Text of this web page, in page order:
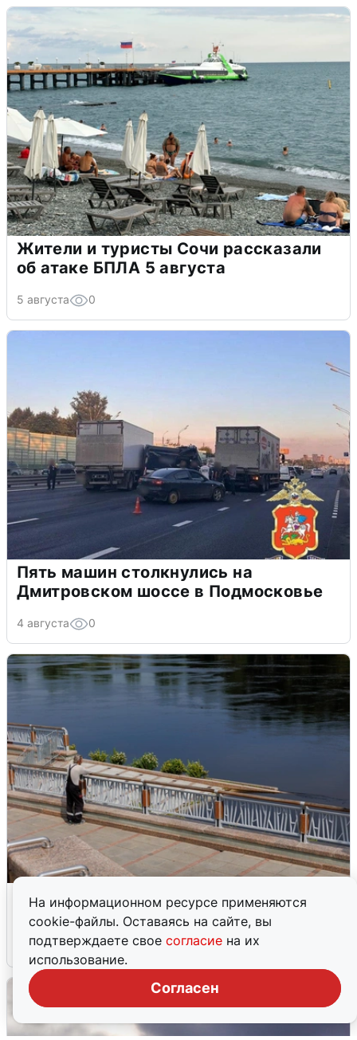
На информационном ресурсе применяются
cookie-файлы. Оставаясь на сайте, вы
подтверждаете свое согласие на их
использование.
Согласен
Жители и туристы Сочи рассказали
об атаке БПЛА 5 августа
5 августа 0
Пять машин столкнулись на
Дмитровском шоссе в Подмосковье
4 августа 0
В Туре вода убывает, на других реках
области прибывает
4 августа 0